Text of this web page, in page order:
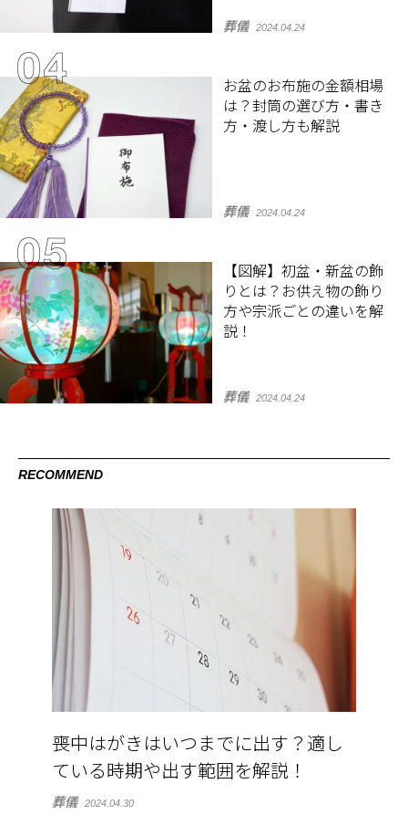
葬儀 2024.04.24
お盆のお布施の金額相場
は？封筒の選び方・書き
方・渡し方も解説
葬儀 2024.04.24
【図解】初盆・新盆の飾
りとは？お供え物の飾り
方や宗派ごとの違いを解
説！
葬儀 2024.04.24
RECOMMEND
喪中はがきはいつまでに出す？適し
ている時期や出す範囲を解説！
葬儀 2024.04.30